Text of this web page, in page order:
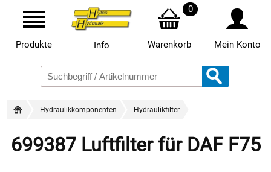
Produkte Info
0
Warenkorb Mein Konto
Hydraulikkomponenten Hydraulikfilter
699387 Luftfilter für DAF F75